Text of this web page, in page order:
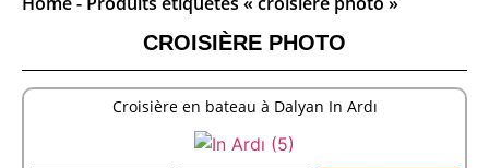
CROISIÈRE PHOTO
Croisière en bateau à Dalyan In Ardı